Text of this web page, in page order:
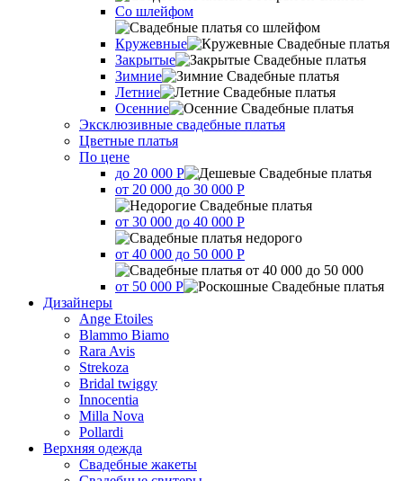
Со шлейфом
Кружевные
Закрытые
Зимние
Летние
Осенние
Эксклюзивные свадебные платья
Цветные платья
По цене
до 20 000 Р
от 20 000 до 30 000 Р
от 30 000 до 40 000 Р
от 40 000 до 50 000 Р
от 50 000 Р
Дизайнеры
Ange Etoiles
Blammo Biamo
Rara Avis
Strekoza
Bridal twiggy
Innocentia
Milla Nova
Pollardi
Верхняя одежда
Свадебные жакеты